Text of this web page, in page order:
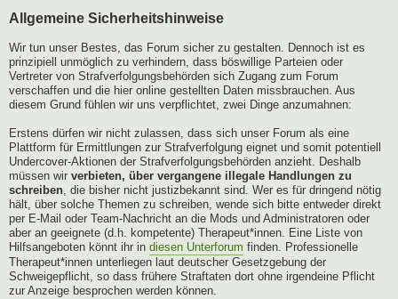
Allgemeine Sicherheitshinweise
Wir tun unser Bestes, das Forum sicher zu gestalten. Dennoch ist es
prinzipiell unmöglich zu verhindern, dass böswillige Parteien oder
Vertreter von Strafverfolgungsbehörden sich Zugang zum Forum
verschaffen und die hier online gestellten Daten missbrauchen. Aus
diesem Grund fühlen wir uns verpflichtet, zwei Dinge anzumahnen:
Erstens dürfen wir nicht zulassen, dass sich unser Forum als eine
Plattform für Ermittlungen zur Strafverfolgung eignet und somit potentiell
Undercover-Aktionen der Strafverfolgungsbehörden anzieht. Deshalb
müssen wir verbieten, über vergangene illegale Handlungen zu
schreiben, die bisher nicht justizbekannt sind. Wer es für dringend nötig
hält, über solche Themen zu schreiben, wende sich bitte entweder direkt
per E-Mail oder Team-Nachricht an die Mods und Administratoren oder
aber an geeignete (d.h. kompetente) Therapeut*innen. Eine Liste von
Hilfsangeboten könnt ihr in diesen Unterforum finden. Professionelle
Therapeut*innen unterliegen laut deutscher Gesetzgebung der
Schweigepflicht, so dass frühere Straftaten dort ohne irgendeine Pflicht
zur Anzeige besprochen werden können.